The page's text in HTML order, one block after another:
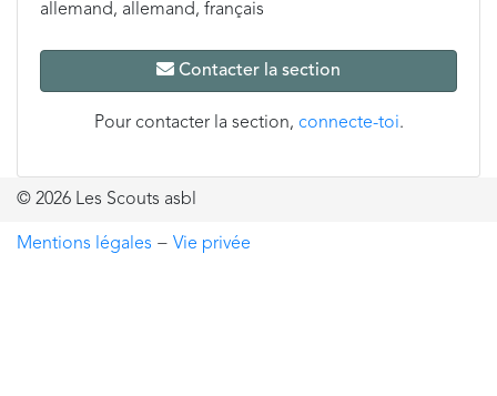
allemand, allemand, français
Contacter la section
Pour contacter la section, connecte-toi.
© 2026 Les Scouts asbl
Mentions légales − Vie privée